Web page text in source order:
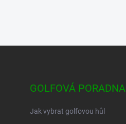
GOLFOVÁ PORADNA
Jak vybrat golfovou hůl